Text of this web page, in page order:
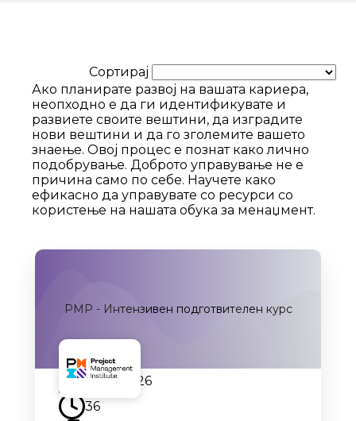
Сортирај
Ако планирате развој на вашата кариера,
неопходно е да ги идентификувате и
развиете своите вештини, да изградите
нови вештини и да го зголемите вашето
знаење. Овој процес е познат како лично
подобрување. Доброто управување не е
причина само по себе. Научете како
ефикасно да управувате со ресурси со
користење на нашата обука за менаџмент.
PMP - Интензивен подготвителен курс
28.09.2026
36